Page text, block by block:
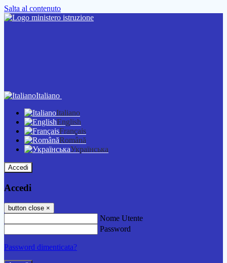
Salta al contenuto
Italiano
Italiano
English
Français
Română
Українська
Accedi
Accedi
button close ×
Nome Utente
Password
Password dimenticata?